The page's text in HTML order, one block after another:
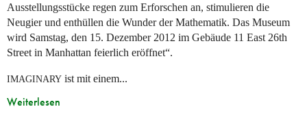
Ausstellungsstücke regen zum Erforschen an, stimulieren die
Neugier und enthüllen die Wunder der Mathematik. Das Museum
wird Samstag, den 15. Dezember 2012 im Gebäude 11 East 26th
Street in Manhattan feierlich eröffnet“.
IMAGINARY ist mit einem...
Weiterlesen